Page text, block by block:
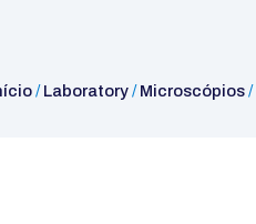
/Laboratory/Microscópios/